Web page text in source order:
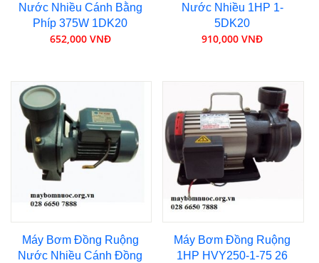
Nước Nhiều Cánh Bằng
Phíp 375W 1DK20
652,000 VNĐ
Nước Nhiều 1HP 1-
5DK20
910,000 VNĐ
Máy Bơm Đồng Ruộng
Nước Nhiều Cánh Đồng
Máy Bơm Đồng Ruộng
1HP HVY250-1-75 26